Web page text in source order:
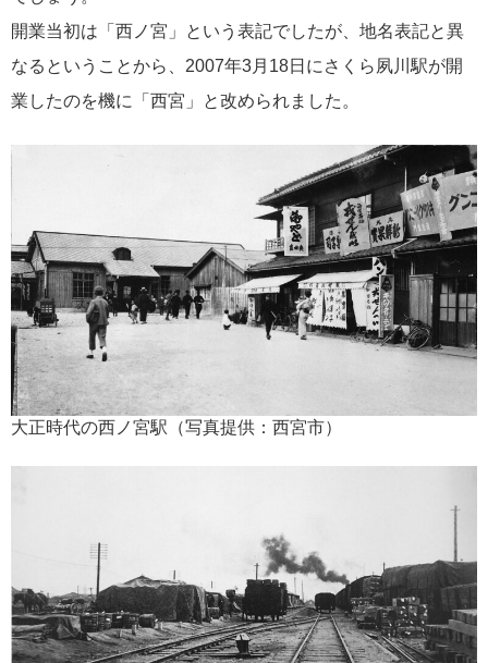
開業当初は「西ノ宮」という表記でしたが、地名表記と異
なるということから、2007年3月18日にさくら夙川駅が開
業したのを機に「西宮」と改められました。
大正時代の西ノ宮駅（写真提供：西宮市）